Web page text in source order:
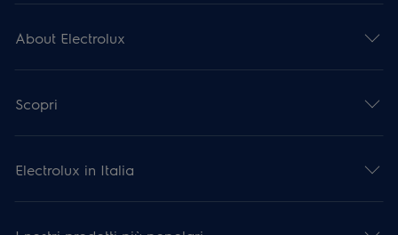
About Electrolux
Scopri
Electrolux in Italia